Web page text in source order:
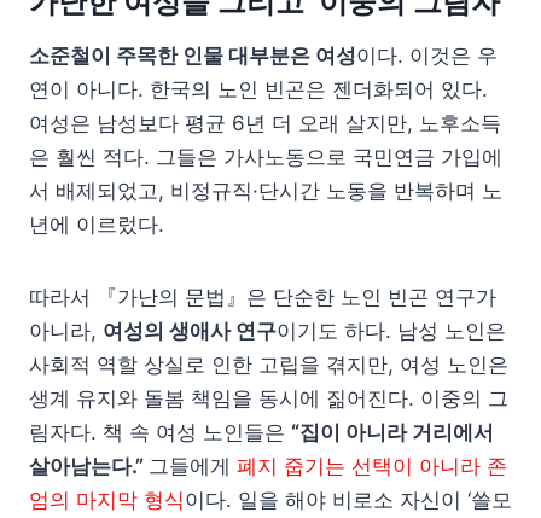
소준철이 주목한 인물 대부분은 여성이다. 이것은 우
연이 아니다. 한국의 노인 빈곤은 젠더화되어 있다.
여성은 남성보다 평균 6년 더 오래 살지만, 노후소득
은 훨씬 적다. 그들은 가사노동으로 국민연금 가입에
서 배제되었고, 비정규직·단시간 노동을 반복하며 노
년에 이르렀다.
따라서 『가난의 문법』은 단순한 노인 빈곤 연구가
아니라, 여성의 생애사 연구이기도 하다. 남성 노인은
사회적 역할 상실로 인한 고립을 겪지만, 여성 노인은
생계 유지와 돌봄 책임을 동시에 짊어진다. 이중의 그
림자다. 책 속 여성 노인들은 “집이 아니라 거리에서
살아남는다.” 그들에게 폐지 줍기는 선택이 아니라 존
엄의 마지막 형식이다. 일을 해야 비로소 자신이 ‘쓸모